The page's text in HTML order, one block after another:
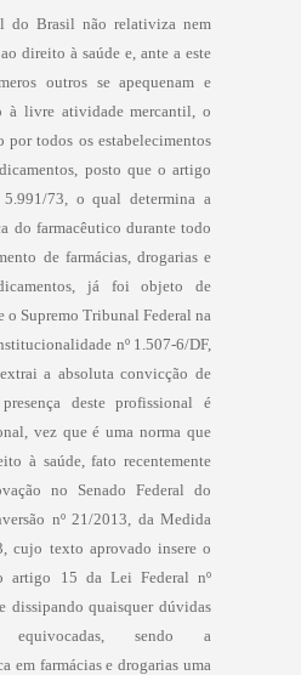
do Brasil não relativiza nem
direito à saúde e, ante a este
outros se apequenam e
à livre atividade mercantil, o
por todos os estabelecimentos
posto que o artigo
73, o qual determina a
do farmacêutico durante todo
de farmácias, drogarias e
já foi objeto de
o Supremo Tribunal Federal na
nº 1.507-6/DF,
a absoluta convicção de
deste profissional é
vez que é uma norma que
à saúde, fato recentemente
no Senado Federal do
nº 21/2013, da Medida
cujo texto aprovado insere o
artigo 15 da Lei Federal nº
dissipando quaisquer dúvidas
equivocadas, sendo a
em farmácias e drogarias uma